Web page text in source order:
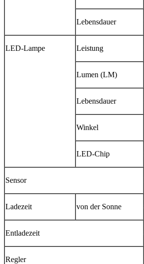
Lebensdauer
LED-Lampe Leistung
Lumen (LM)
Lebensdauer
Winkel
LED-Chip
Sensor
Ladezeit von der Sonne
Entladezeit
Regler